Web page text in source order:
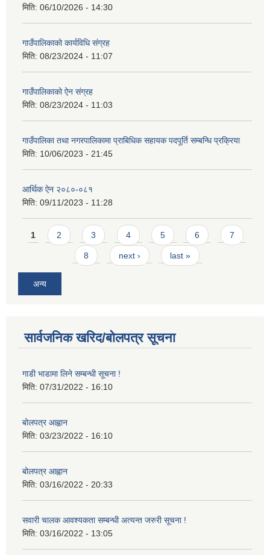
मिति: 06/10/2026 - 14:30
गाउँपालिकाको कार्यविधि संग्रह
मिति: 08/23/2024 - 11:07
गाउँपालिकाको ऐन संग्रह
मिति: 08/23/2024 - 11:03
गाउँपालिका तथा नगरपालिकामा प्राबिधिक सहायक पदपूर्ति सम्बन्धि प्रक्रिया
मिति: 10/06/2023 - 21:45
आर्थिक ऐन २०८०-०८१
मिति: 09/11/2023 - 11:28
Pages
1 2 3 4 5 6 7
8 next › last »
अन्य
सार्वजनिक खरिद/बोलपत्र सूचना
गाडी भाडामा लिने सम्बन्धी सूचना !
मिति: 07/31/2022 - 16:10
बोलपत्र आह्वान
मिति: 03/23/2022 - 16:10
बोलपत्र आह्वान
मिति: 03/16/2022 - 20:33
सवारी चालक आवश्यकता सम्बन्धी अत्यन्त जरुरी सूचना !
मिति: 03/16/2022 - 13:05